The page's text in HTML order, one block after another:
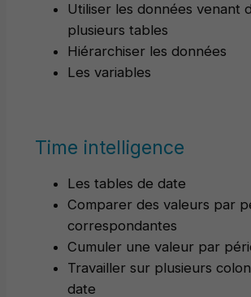
Utiliser les données venant
plusieurs tables
Hiérarchiser les données
Les variables
Time intelligence
Les tables de date
Comparer des valeurs par
correspondantes
Cumuler une valeur par
Travailler sur plusieurs
date